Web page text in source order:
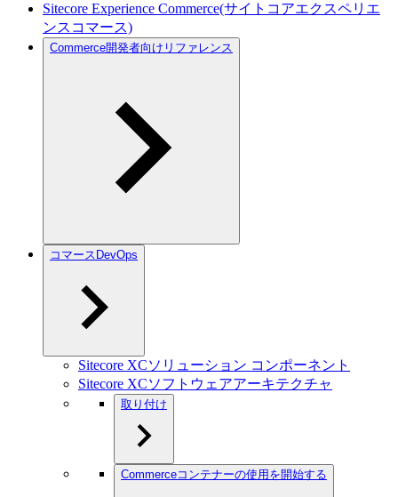
Sitecore Experience Commerce(サイトコアエクスペリエ
ンスコマース)
Commerce開発者向けリファレンス
コマースDevOps
Sitecore XCソリューション コンポーネント
Sitecore XCソフトウェアアーキテクチャ
取り付け
Commerceコンテナーの使用を開始する